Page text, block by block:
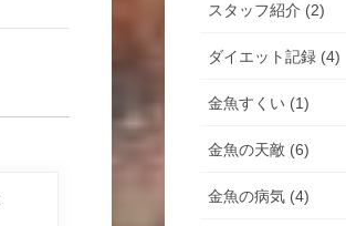
スタッフ紹介 (2)
ダイエット記録 (4)
金魚すくい (1)
金魚の天敵 (6)
金魚の病気 (4)